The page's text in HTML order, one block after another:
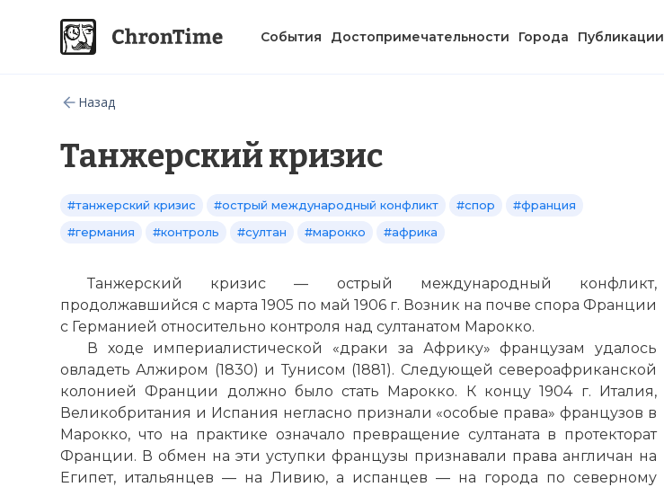
События Достопримечательности Города Публикации
Назад
Танжерский кризис
#танжерский кризис #острый международный конфликт #спор
#франция
#германия
#контроль #султан #марокко #африка
Танжерский кризис — острый международный конфликт,
продолжавшийся с марта 1905 по май 1906 г. Возник на почве спора Франции
с Германией относительно контроля над султанатом Марокко.
В ходе империалистической «драки за Африку» французам удалось
овладеть Алжиром (1830) и Тунисом (1881). Следующей североафриканской
колонией Франции должно было стать Марокко. К концу 1904 г. Италия,
Великобритания и Испания негласно признали «особые права» французов в
Марокко, что на практике означало превращение султаната в протекторат
Франции. В обмен на эти уступки французы признавали права англичан на
Египет, итальянцев — на Ливию, а испанцев — на города по северному